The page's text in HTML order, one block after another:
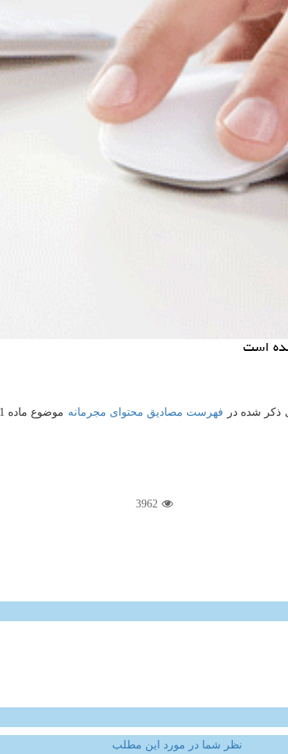
است
ذکر شده در فهرست مصادیق محتوای مجرمانه موضوع ماده 21 قانون جرایم رایانه ای) و ابلاغ این دبیرخانه ، در تاریخ 1399/11/20
3962
نظر شما در مورد این مطلب